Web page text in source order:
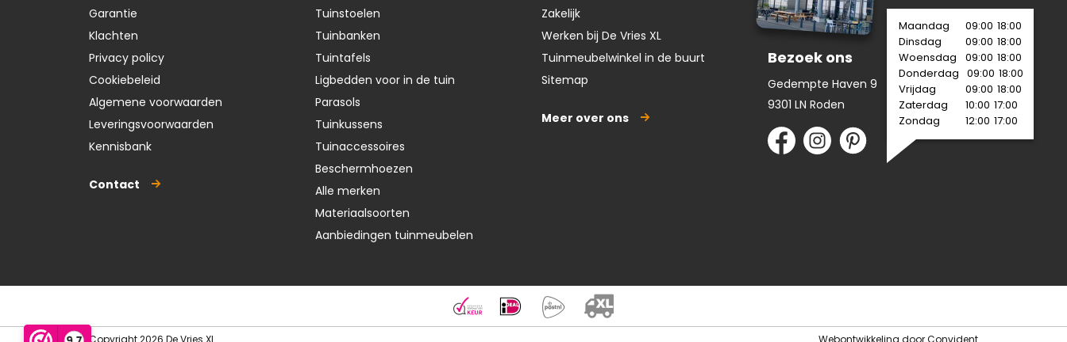
Garantie
Klachten
Privacy policy
Cookiebeleid
Algemene voorwaarden
Leveringsvoorwaarden
Kennisbank
Contact
Tuinstoelen
Tuinbanken
Tuintafels
Ligbedden voor in de tuin
Parasols
Tuinkussens
Tuinaccessoires
Beschermhoezen
Alle merken
Materiaalsoorten
Aanbiedingen tuinmeubelen
Zakelijk
Werken bij De Vries XL
Tuinmeubelwinkel in de buurt
Sitemap
Meer over ons
Bezoek ons
Gedempte Haven 9
9301 LN Roden
Maandag 09:00 18:00
Dinsdag
09:00 18:00
Woensdag
09:00 18:00
Donderdag 09:00 18:00
Vrijdag
09:00 18:00
Zaterdag
10:00 17:00
Zondag
12:00 17:00
Copyright 2026 De Vries XL Webontwikkeling doorConvident